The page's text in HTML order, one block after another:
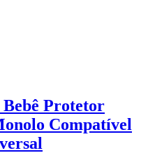
Protetor
Compatível